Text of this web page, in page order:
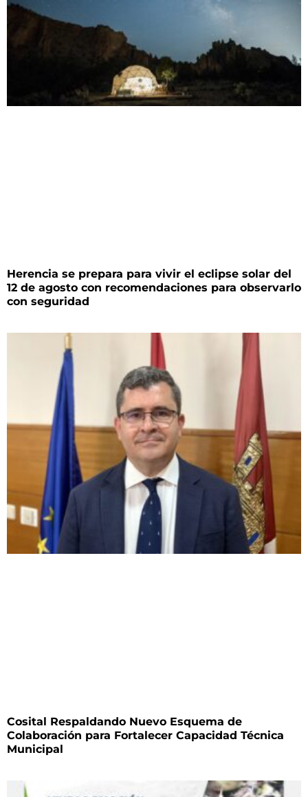
Herencia se prepara para vivir el eclipse solar del
12 de agosto con recomendaciones para observarlo
con seguridad
Cosital Respaldando Nuevo Esquema de
Colaboración para Fortalecer Capacidad Técnica
Municipal